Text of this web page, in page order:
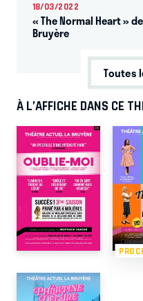
18/03/2022
« The Normal Heart »
Bruyère
Toutes
À L’AFFICHE DANS CE